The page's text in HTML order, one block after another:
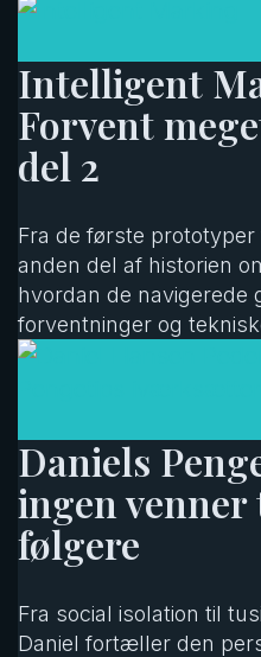
Intelligent
Forvent
del 2
Fra de første
anden del af historien
hvordan de navigerede
forventninger og
Daniels
ingen
følgere
Fra social isolation til
Daniel fortæller den